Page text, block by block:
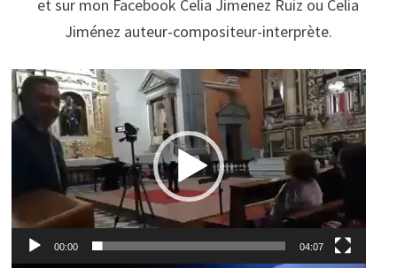
et sur mon Facebook Celia Jimenez Ruiz ou Celia
Jiménez auteur-compositeur-interprète.
Video
Player
00:00 04:07